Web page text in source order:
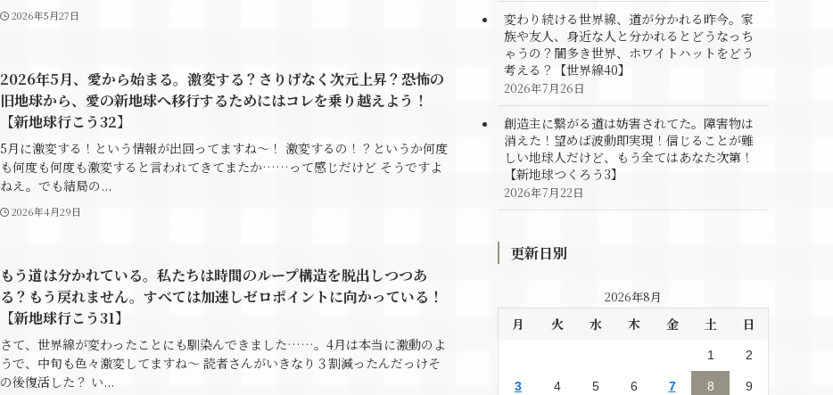
2026年5月27日
2026年5月、愛から始まる。激変する？さりげなく次元上昇？恐怖の
旧地球から、愛の新地球へ移行するためにはコレを乗り越えよう！
【新地球行こう32】
5月に激変する！という情報が出回ってますね～！ 激変するの！？というか何度
も何度も何度も激変すると言われてきてまたか……って感じだけど そうですよ
ねえ。でも結局の...
2026年4月29日
もう道は分かれている。私たちは時間のループ構造を脱出しつつあ
る？もう戻れません。すべては加速しゼロポイントに向かっている！
【新地球行こう31】
さて、世界線が変わったことにも馴染んできました……。4月は本当に激動のよ
うで、中旬も色々激変してますね～ 読者さんがいきなり３割減ったんだっけそ
の後復活した？ い...
変わり続ける世界線、道が分かれる昨今。家
族や友人、身近な人と分かれるとどうなっち
ゃうの？闇多き世界、ホワイトハットをどう
考える？【世界線40】
2026年7月26日
創造主に繋がる道は妨害されてた。障害物は
消えた！望めば波動即実現！信じることが難
しい地球人だけど、もう全てはあなた次第！
【新地球つくろう3】
2026年7月22日
更新日別
2026年8月
月 火 水 木 金 土 日
1 2
3 4 5 6 7 8 9